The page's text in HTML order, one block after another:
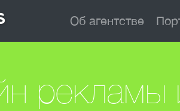
Об агентстве
рекламы